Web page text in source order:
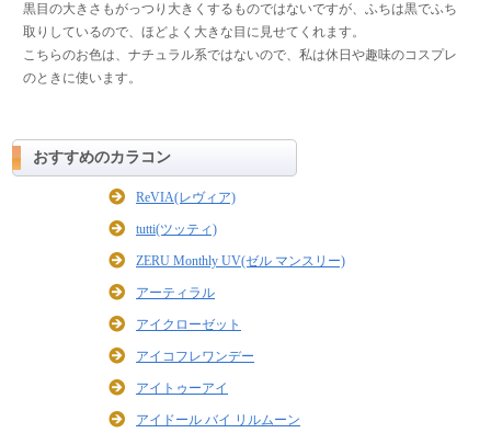
黒目の大きさもがっつり大きくするものではないですが、ふちは黒でふち
取りしているので、ほどよく大きな目に見せてくれます。
こちらのお色は、ナチュラル系ではないので、私は休日や趣味のコスプレ
のときに使います。
おすすめのカラコン
ReVIA(レヴィア)
tutti(ツッティ)
ZERU Monthly UV(ゼル マンスリー)
アーティラル
アイクローゼット
アイコフレワンデー
アイトゥーアイ
アイドール バイ リルムーン